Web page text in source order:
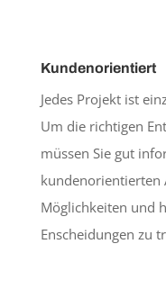
Kundenorientiert
Jedes Projekt ist
Um die richtigen
müssen Sie gut
kundenorientierten
Möglichkeiten und
Enscheidungen zu